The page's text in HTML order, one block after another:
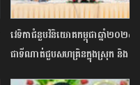
វេទិកាជំនួបវិនិយោគកម្ពុជាឆ្នាំ២០២៥
ជាទីណាត់ជួបសហគ្រិនក្នុងស្រុក និង